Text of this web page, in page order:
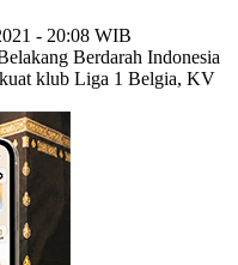
- 20:08 WIB
klub Liga 1 Belgia, KV